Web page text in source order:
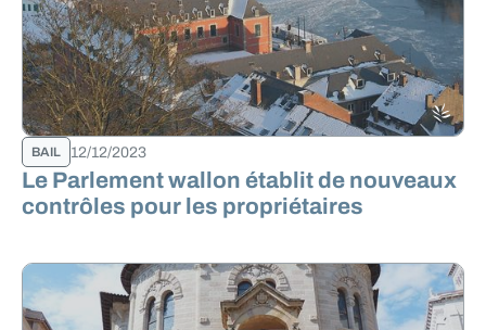
BAIL 12/12/2023
Le Parlement wallon établit de nouveaux
contrôles pour les propriétaires